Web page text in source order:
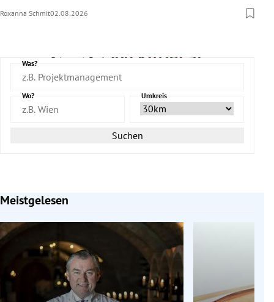
Roxanna Schmit02.08.2026
Was?
Wo? Umkreis
Suchen
Meistgelesen
Slide 1 von 7